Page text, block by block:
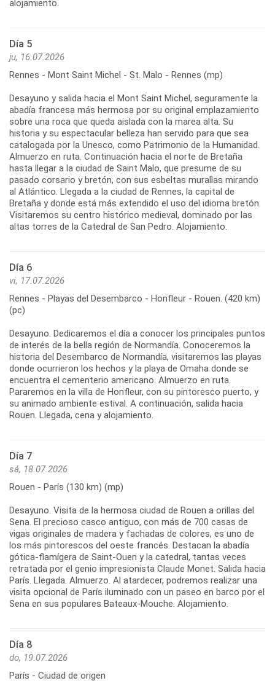
Día 5
ju, 16.07.2026
Rennes - Mont Saint Michel - St. Malo - Rennes (mp)
Desayuno y salida hacia el Mont Saint Michel, seguramente la
abadía francesa más hermosa por su original emplazamiento
sobre una roca que queda aislada con la marea alta. Su
historia y su espectacular belleza han servido para que sea
catalogada por la Unesco, como Patrimonio de la Humanidad.
Almuerzo en ruta. Continuación hacia el norte de Bretaña
hasta llegar a la ciudad de Saint Malo, que presume de su
pasado corsario y bretón, con sus esbeltas murallas mirando
al Atlántico. Llegada a la ciudad de Rennes, la capital de
Bretaña y donde está más extendido el uso del idioma bretón.
Visitaremos su centro histórico medieval, dominado por las
Día 6
vi, 17.07.2026
Rennes - Playas del Desembarco - Honfleur - Rouen. (420 km)
(pc)
Desayuno. Dedicaremos el día a conocer los principales puntos
de interés de la bella región de Normandía. Conoceremos la
historia del Desembarco de Normandía, visitaremos las playas
donde ocurrieron los hechos y la playa de Omaha donde se
encuentra el cementerio americano. Almuerzo en ruta.
Pararemos en la villa de Honfleur, con su pintoresco puerto, y
su animado ambiente estival. A continuación, salida hacia
Día 7
sá, 18.07.2026
Rouen - París (130 km) (mp)
Desayuno. Visita de la hermosa ciudad de Rouen a orillas del
Sena. El precioso casco antiguo, con más de 700 casas de
vigas originales de madera y fachadas de colores, es uno de
los más pintorescos del oeste francés. Destacan la abadía
gótica-flamígera de Saint-Ouen y la catedral, tantas veces
retratada por el genio impresionista Claude Monet. Salida hacia
París. Llegada. Almuerzo. Al atardecer, podremos realizar una
visita opcional de París iluminado con un paseo en barco por el
Día 8
do, 19.07.2026
París - Ciudad de origen